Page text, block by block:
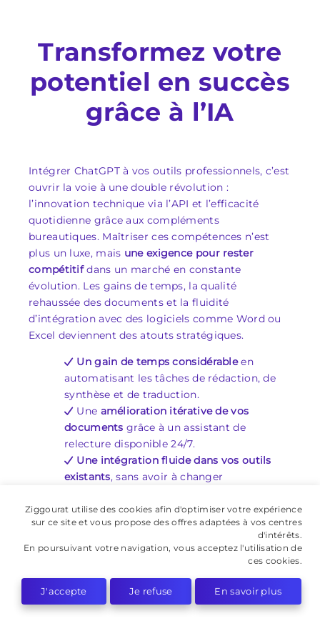
Transformez votre
potentiel en succès
grâce à l’IA
Intégrer ChatGPT à vos outils professionnels, c’est
ouvrir la voie à une double révolution :
l’innovation technique via l’API et l’efficacité
quotidienne grâce aux compléments
bureautiques. Maîtriser ces compétences n’est
plus un luxe, mais une exigence pour rester
compétitifdans un marché en constante
évolution. Les gains de temps, la qualité
rehaussée des documents et la fluidité
d’intégration avec des logiciels comme Word ou
Excel deviennent des atouts stratégiques.
Un gain de temps considérableen
automatisant les tâches de rédaction, de
synthèse et de traduction.
Une amélioration itérative de vos
documents grâce à un assistant de
relecture disponible 24/7.
Une intégration fluide dans vos outils
existants, sans avoir à changer
Ledéveloppement de nouvelles
compétences valorisées sur le marché du
travail
, que vous soyez développeur ou
Les entreprises recherchent aujourd’hui des
profils capables de conjuguer expertise technique
Ziggourat utilise des cookies afin d'optimiser votre expérience
sur ce site et vous propose des offres adaptées à vos centres
d'intérêts.
En poursuivant votre navigation, vous acceptez l'utilisation de
ces cookies.
J'accepte Je refuse En savoir plus